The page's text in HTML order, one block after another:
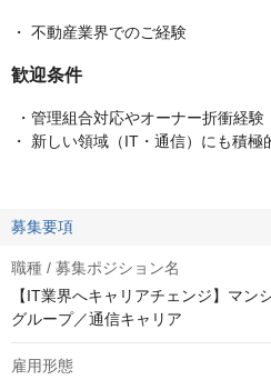
・ 不動産業界でのご経験
歓迎条件
・管理組合対応やオーナー折衝経験
・ 新しい領域（IT・通信）にも積極
募集要項
職種 / 募集ポジション名
【IT業界へキャリアチェンジ】マン
グループ／通信キャリア
雇用形態